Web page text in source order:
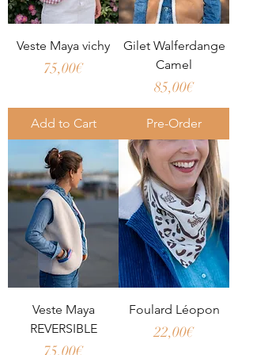
Veste Maya vichy
Price
75,00€
Add to Cart
Gilet Walferdange
Camel
Price
85,00€
Pre-Order
Veste Maya
REVERSIBLE
Price
75,00€
Foulard Léopon
Price
22,00€